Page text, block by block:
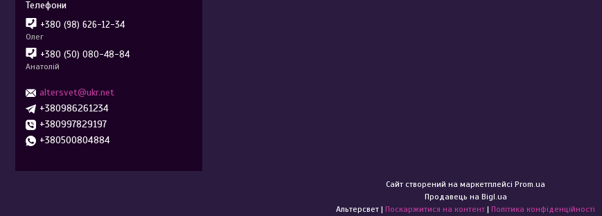
+380 (98) 626-12-34
Олег
+380 (50) 080-48-84
Анатолій
altersvet@ukr.net
+380986261234
+380997829197
+380500804884
Сайт створений на маркетплейсі Prom.ua
Продавець на Bigl.ua
Альтерсвет | Поскаржитися на контент | Політика конфіденційності